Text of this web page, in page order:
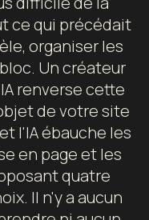
ce qui précédait
organiser les
Un créateur
renverse cette
de votre site
l'IA ébauche les
en page et les
quatre
Il n'y a aucun